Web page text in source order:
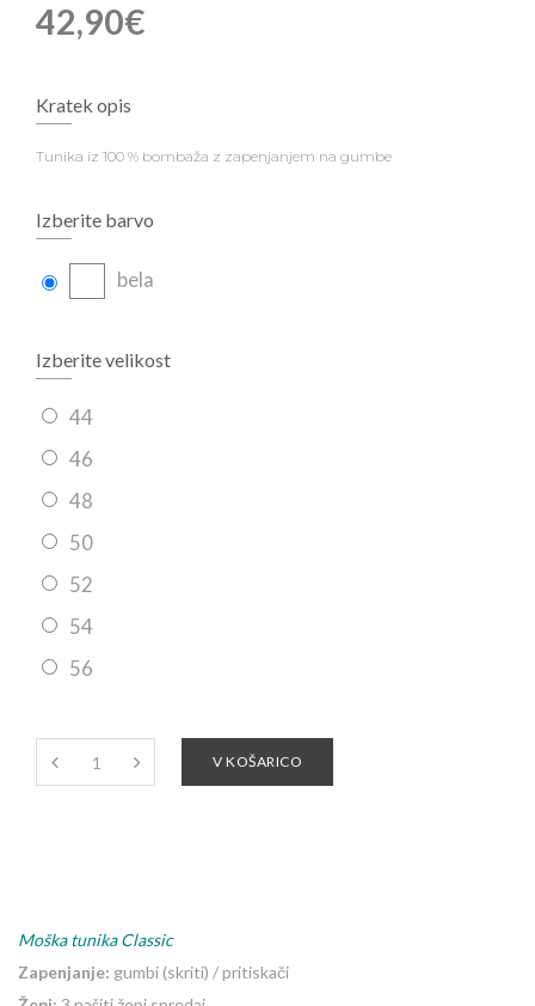
42,90€
Kratek opis
Tunika iz 100 % bombaža z zapenjanjem na gumbe
Izberite barvo
bela
Izberite velikost
44
46
48
50
52
54
56
V KOŠARICO
Moška tunika Classic
Zapenjanje: gumbi (skriti) / pritiskači